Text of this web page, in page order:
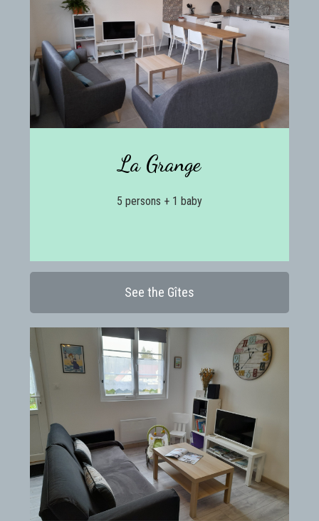
La Grange
5 persons + 1 baby
See the Gîtes